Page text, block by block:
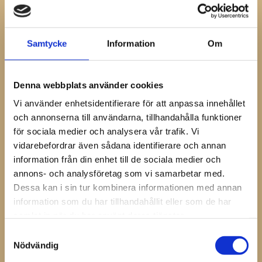
Samtycke Information Om
Denna webbplats använder cookies
Vi använder enhetsidentifierare för att anpassa innehållet
och annonserna till användarna, tillhandahålla funktioner
för sociala medier och analysera vår trafik. Vi
vidarebefordrar även sådana identifierare och annan
information från din enhet till de sociala medier och
annons- och analysföretag som vi samarbetar med.
Dessa kan i sin tur kombinera informationen med annan
information som du har tillhandahållit eller som de har
Nödvändig
Comfortmix
Dispenser Gun
Comfortmix Dispenser gun
som passar till tuberna på
200 ml
368 KR
Vettec samt
Equimix Mix tips
Mix tip till Comfortmix, Vettec
och Equimix
13 KR
INFO INFO